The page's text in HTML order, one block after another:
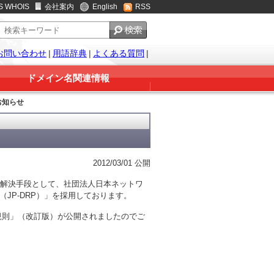
WHOIS 会社案内 English RSS
問い合わせ | 用語辞典 | よくある質問 |
ドメイン名関連情報
知らせ
2012/03/01 公開
決手段として、社団法人日本ネットワ
DRP）」を採用しております。
」（改訂版）が公開されましたのでご